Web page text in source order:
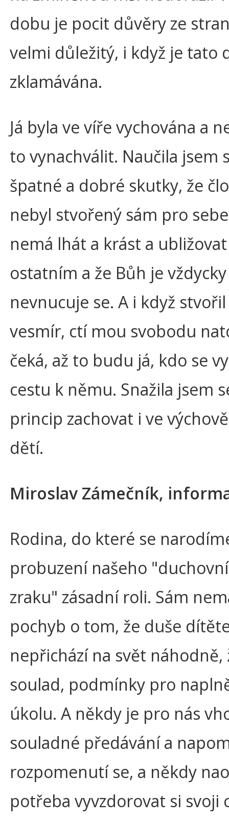
dobu je pocit důvěry ze
velmi důležitý, i když je tato
zklamávána.
Já byla ve víře vychována a
to vynachválit. Naučila jsem
špatné a dobré skutky, že
nebyl stvořený sám pro
nemá lhát a krást a ubližovat
ostatním a že Bůh je
nevnucuje se. A i když
vesmír, ctí mou svobodu
čeká, až to budu já, kdo se
cestu k němu. Snažila jsem
princip zachovat i ve
dětí.
Miroslav Zámečník,
Rodina, do které se
probuzení našeho
zraku" zásadní roli. Sám
pochyb o tom, že duše
nepřichází na svět náhodně,
soulad, podmínky pro
úkolu. A někdy je pro nás
souladné předávání a
rozpomenutí se, a někdy
potřeba vyvzdorovat si svoji